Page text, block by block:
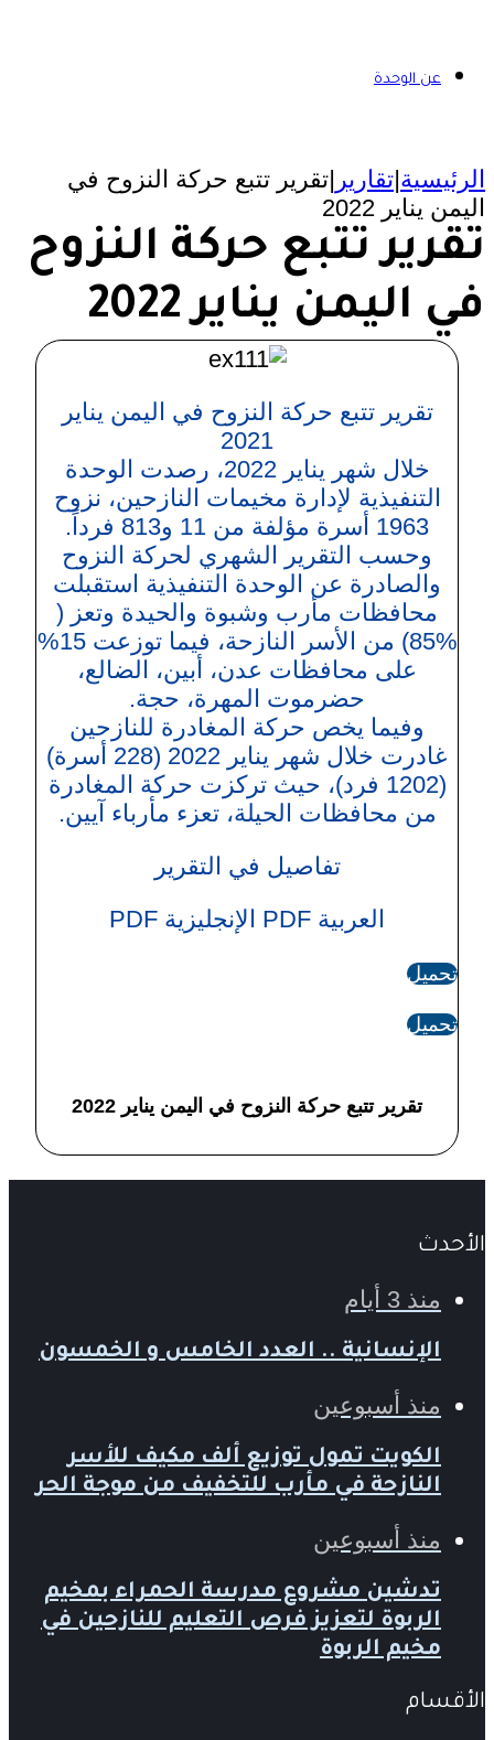
عن الوحدة
الرئيسية|تقارير |تقرير تتبع حركة النزوح في
اليمن يناير 2022
تقرير تتبع حركة النزوح
في اليمن يناير 2022
تقرير تتبع حركة النزوح في اليمن يناير
2021
خلال شهر يناير 2022، رصدت الوحدة
التنفيذية لإدارة مخيمات النازحين، نزوح
1963 أسرة مؤلفة من 11 و813 فرداً.
وحسب التقرير الشهري لحركة النزوح
والصادرة عن الوحدة التنفيذية استقبلت
محافظات مأرب وشبوة والحيدة وتعز (
%85) من الأسر النازحة، فيما توزعت 15%
على محافظات عدن، أبين، الضالع،
حضرموت المهرة، حجة.
وفيما يخص حركة المغادرة للنازحين
غادرت خلال شهر يناير 2022 (228 أسرة)
(1202 فرد)، حيث تركزت حركة المغادرة
من محافظات الحيلة، تعزء مأرباء آيين.
تفاصيل في التقرير
العربية PDF الإنجليزية PDF
تحميل
تحميل
تقرير تتبع حركة النزوح في اليمن يناير 2022
الأحدث
منذ 3 أيام
الإنسانية .. العدد الخامس و الخمسون
منذ أسبوعين
الكويت تمول توزيع ألف مكيف للأسر
النازحة في مأرب للتخفيف من موجة الحر
منذ أسبوعين
تدشين مشروع مدرسة الحمراء بمخيم
الربوة لتعزيز فرص التعليم للنازحين في
مخيم الربوة
الأقسام